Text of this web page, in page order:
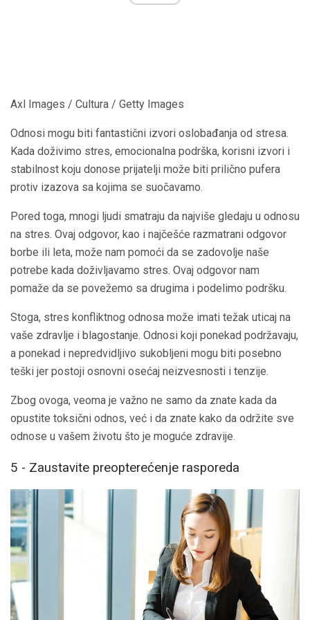
Axl Images / Cultura / Getty Images
Odnosi mogu biti fantastični izvori oslobađanja od stresa.
Kada doživimo stres, emocionalna podrška, korisni izvori i
stabilnost koju donose prijatelji može biti prilično pufera
protiv izazova sa kojima se suočavamo.
Pored toga, mnogi ljudi smatraju da najviše gledaju u odnosu
na stres. Ovaj odgovor, kao i najčešće razmatrani odgovor
borbe ili leta, može nam pomoći da se zadovolje naše
potrebe kada doživljavamo stres. Ovaj odgovor nam
pomaže da se povežemo sa drugima i podelimo podršku.
Stoga, stres konfliktnog odnosa može imati težak uticaj na
vaše zdravlje i blagostanje. Odnosi koji ponekad podržavaju,
a ponekad i nepredvidljivo sukobljeni mogu biti posebno
teški jer postoji osnovni osećaj neizvesnosti i tenzije.
Zbog ovoga, veoma je važno ne samo da znate kada da
opustite toksični odnos, već i da znate kako da održite sve
odnose u vašem životu što je moguće zdravije.
5 - Zaustavite preopterećenje rasporeda